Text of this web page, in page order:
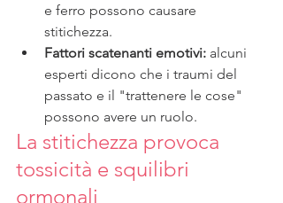
e ferro possono causare
stitichezza.
Fattori scatenanti emotivi: alcuni
esperti dicono che i traumi del
passato e il "trattenere le cose"
possono avere un ruolo.
La stitichezza provoca
tossicità e squilibri
ormonali